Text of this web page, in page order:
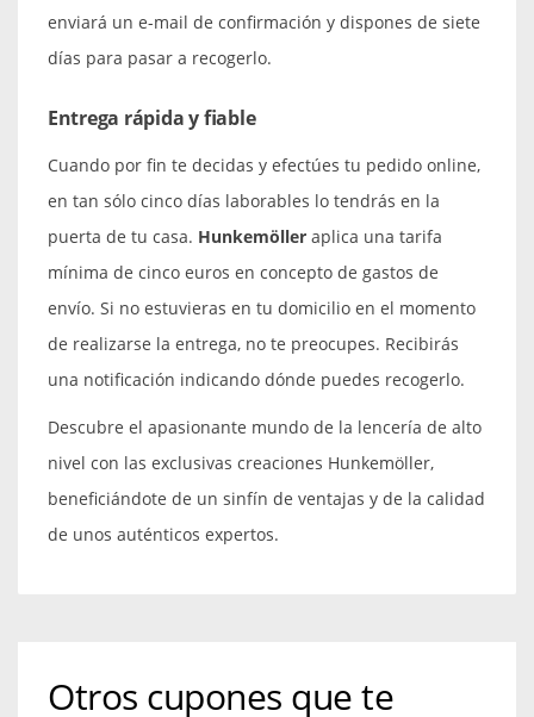
enviará un e-mail de confirmación y dispones de siete
días para pasar a recogerlo.
Entrega rápida y fiable
Cuando por fin te decidas y efectúes tu pedido online,
en tan sólo cinco días laborables lo tendrás en la
puerta de tu casa. Hunkemöller aplica una tarifa
mínima de cinco euros en concepto de gastos de
envío. Si no estuvieras en tu domicilio en el momento
de realizarse la entrega, no te preocupes. Recibirás
una notificación indicando dónde puedes recogerlo.
Descubre el apasionante mundo de la lencería de alto
nivel con las exclusivas creaciones Hunkemöller,
beneficiándote de un sinfín de ventajas y de la calidad
de unos auténticos expertos.
Otros cupones que te